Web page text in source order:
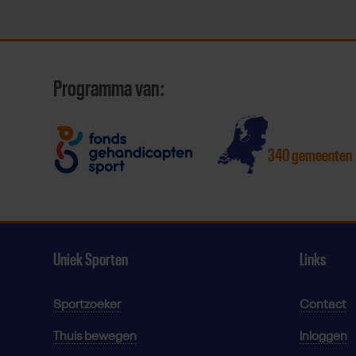
Programma van:
340 gemeenten
Uniek Sporten
Sportzoeker
Thuis bewegen
Links
Contact
Inloggen